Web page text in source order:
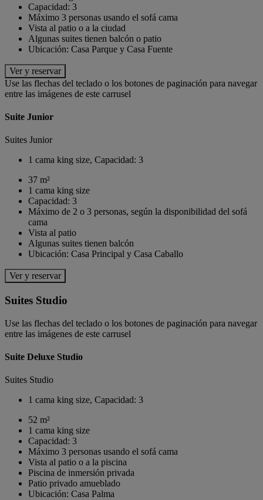
Capacidad: 3
Máximo 3 personas usando el sofá cama
Vista al patio o a la ciudad
Algunas suites tienen balcón o patio
Ubicación: Casa Parque y Casa Fuente
Ver y reservar
Use las flechas del teclado o los botones de paginación para navegar
entre las imágenes de este carrusel
Suite Junior
Suites Junior
1 cama king size, Capacidad: 3
37 m²
1 cama king size
Capacidad: 3
Máximo de 2 o 3 personas, según la disponibilidad del sofá
cama
Vista al patio
Algunas suites tienen balcón
Ubicación: Casa Principal y Casa Caballo
Ver y reservar
Suites Studio
Use las flechas del teclado o los botones de paginación para navegar
entre las imágenes de este carrusel
Suite Deluxe Studio
Suites Studio
1 cama king size, Capacidad: 3
52 m²
1 cama king size
Capacidad: 3
Máximo 3 personas usando el sofá cama
Vista al patio o a la piscina
Piscina de inmersión privada
Patio privado amueblado
Ubicación: Casa Palma